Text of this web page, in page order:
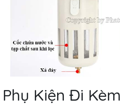
Phụ Kiện Đi Kèm